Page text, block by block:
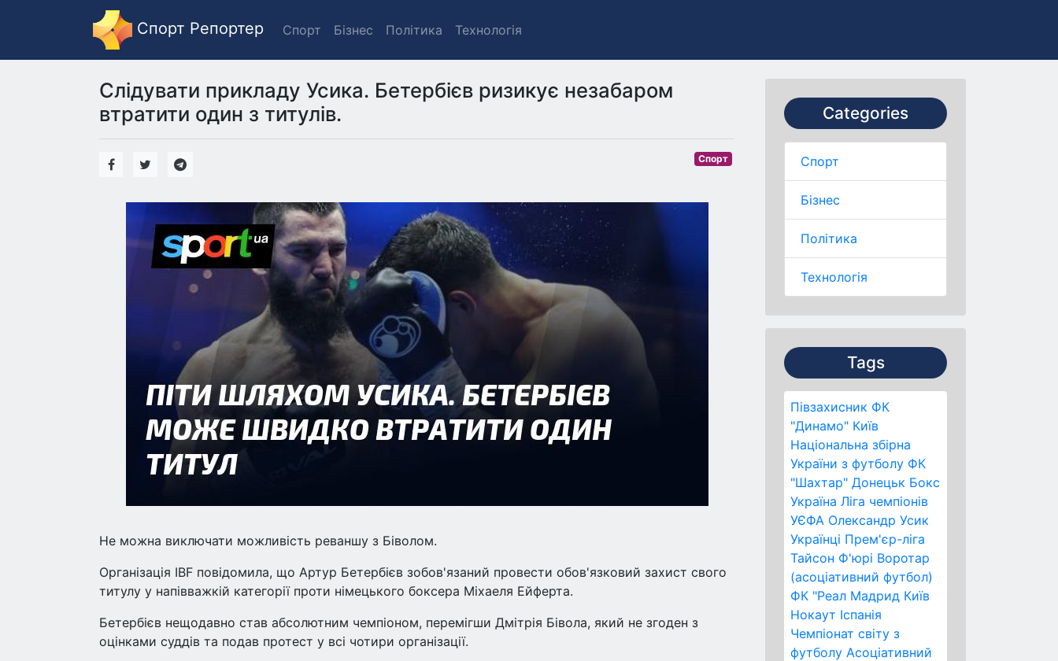
Спорт Репортер Спорт Бізнес Політика Технологія
Categories
Спорт
Бізнес
Політика
Технологія
Tags
Півзахисник ФК
"Динамо" Київ
Національна збірна
України з футболу ФК
"Шахтар" Донецьк Бокс
Україна Ліга чемпіонів
УЄФА Олександр Усик
Українці Прем'єр-ліга
Тайсон Ф'юрі Воротар
(асоціативний футбол)
ФК "Реал Мадрид Київ
Нокаут Іспанія
Чемпіонат світу з
футболу Асоціативний
Слідувати прикладу Усика. Бетербієв ризикує незабаром
втратити один з титулів.
Спорт
Не можна виключати можливість реваншу з Біволом.
Організація IBF повідомила, що Артур Бетербієв зобов'язаний провести обов'язковий захист свого
титулу у напівважкій категорії проти німецького боксера Міхаеля Ейферта.
Бетербієв нещодавно став абсолютним чемпіоном, перемігши Дмітрія Бівола, який не згоден з
оцінками суддів та подав протест у всі чотири організації.